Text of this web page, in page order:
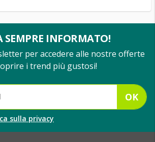
SEMPRE INFORMATO!
per accedere alle nostre offerte
i trend più gustosi!
OK
sulla privacy